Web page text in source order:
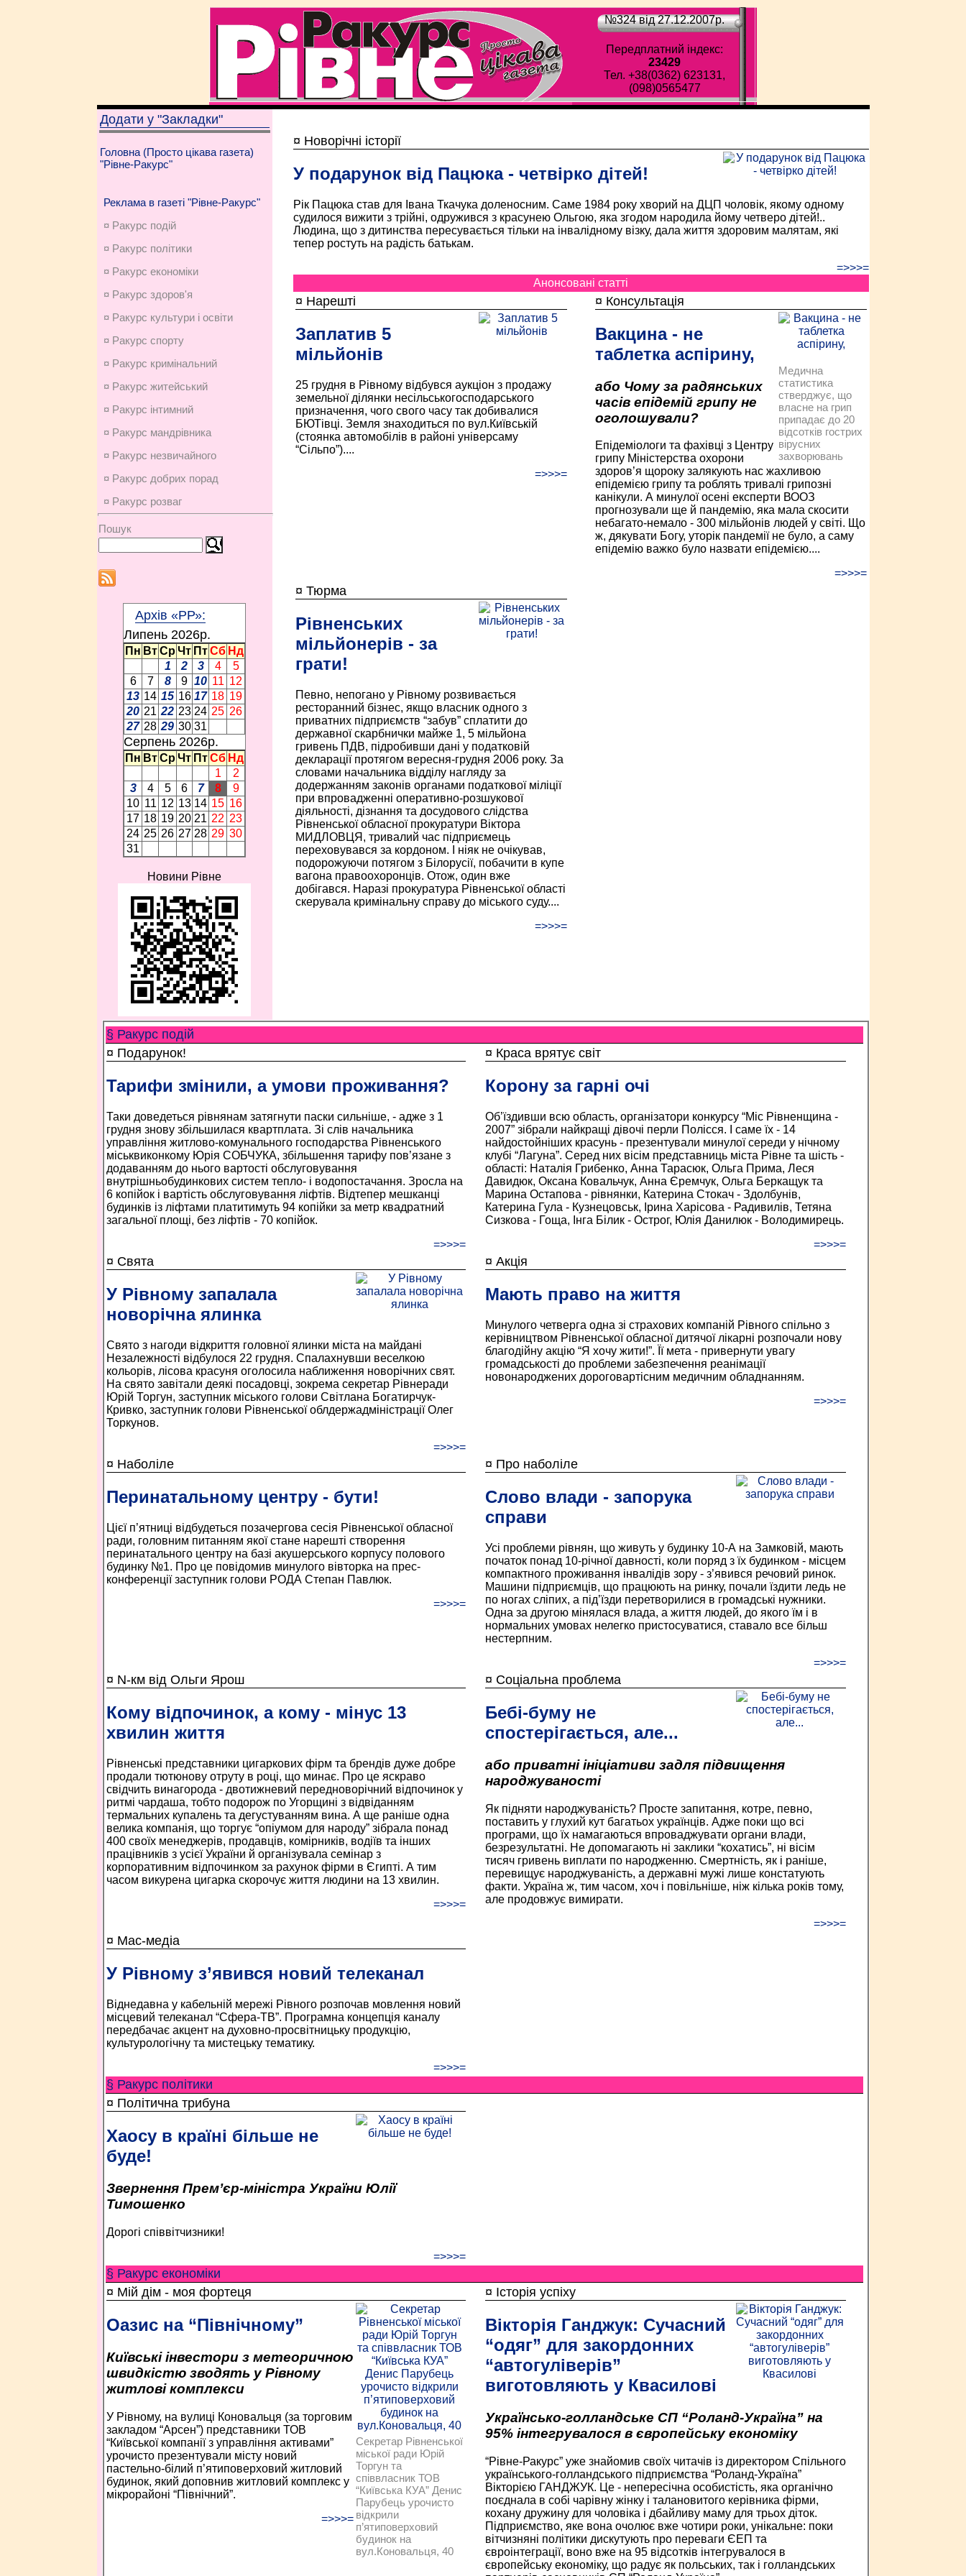
№324 від 27.12.2007p.
Передплатний індекс:
23429
Тел. +38(0362) 623131,
(098)0565477
Додати у "Закладки"
Головна (Просто цікава газета)
"Рівне-Ракурс"
Реклама в газеті "Рівне-Ракурс"
¤ Ракурс подій
¤ Ракурс політики
¤ Ракурс економiки
¤ Ракурс здоров'я
¤ Ракурс культури і освіти
¤ Ракурс спорту
¤ Ракурс кримінальний
¤ Ракурс житейський
¤ Ракурс інтимний
¤ Ракурс мандрівника
¤ Ракурс незвичайного
¤ Ракурс добрих порад
¤ Ракурс розваг
Пошук
Архів «РР»:
Липень 2026p.
Пн ВтСрЧт ПтСб Нд
1
2 3 4
5
6
7 8 9 10 11 12
13 14 15 16 17 18 19
20 21 22 23 24 25 26
27 28 29 30 31
Серпень 2026p.
Пн ВтСрЧт ПтСб Нд
1
2
3
4 5 6 7 8
9
10 11 12 13 14 15 16
17 18 19 20 21 22 23
24 25 26 27 28 29 30
31
Новини Рівне
¤ Новорічні історії
У подарунок від Пацюка - четвірко дітей!
Рік Пацюка став для Івана Ткачука доленосним. Саме 1984 року хворий на ДЦП чоловік, якому одному
судилося вижити з трійні, одружився з красунею Ольгою, яка згодом народила йому четверо дітей!..
Людина, що з дитинства пересувається тільки на інвалідному візку, дала життя здоровим малятам, які
тепер ростуть на радість батькам.
=>>>=
Анонсовані статті
¤ Нарешті
Заплатив 5
мільйонів
25 грудня в Рівному відбувся аукціон з продажу
земельної ділянки несільськогосподарського
призначення, чого свого часу так добивалися
БЮТівці. Земля знаходиться по вул.Київській
(стоянка автомобілів в районі універсаму
“Сільпо”)....
=>>>=
¤ Консультація
Медична
статистика
стверджує, що
власне на грип
припадає до 20
відсотків гострих
вірусних
захворювань
Вакцина - не
таблетка аспірину,
або Чому за радянських
часів епідемій грипу не
оголошували?
Епідеміологи та фахівці з Центру
грипу Міністерства охорони
здоров’я щороку залякують нас жахливою
епідемією грипу та роблять тривалі грипозні
канікули. А минулої осені експерти ВООЗ
прогнозували ще й пандемію, яка мала скосити
небагато-немало - 300 мільйонів людей у світі. Що
ж, дякувати Богу, уторік пандемії не було, а саму
епідемію важко було назвати епідемією....
=>>>=
¤ Тюрма
Рівненських
мільйонерів - за
грати!
Певно, непогано у Рівному розвивається
ресторанний бізнес, якщо власник одного з
приватних підприємств “забув” сплатити до
державної скарбнички майже 1, 5 мільйона
гривень ПДВ, підробивши дані у податковій
декларації протягом вересня-грудня 2006 року. За
словами начальника відділу нагляду за
додержанням законів органами податкової міліції
при впровадженні оперативно-розшукової
діяльності, дізнання та досудового слідства
Рівненської обласної прокуратури Віктора
МИДЛОВЦЯ, тривалий час підприємець
переховувався за кордоном. І ніяк не очікував,
подорожуючи потягом з Білорусії, побачити в купе
вагона правоохоронців. Отож, один вже
добігався. Наразі прокуратура Рівненської області
скерувала кримінальну справу до міського суду....
=>>>=
§ Ракурс подій
¤ Подарунок!
Тарифи змінили, а умови проживання?
Таки доведеться рівнянам затягнути паски сильніше, - адже з 1
грудня знову збільшилася квартплата. Зі слів начальника
управління житлово-комунального господарства Рівненського
міськвиконкому Юрія СОБЧУКА, збільшення тарифу пов’язане з
додаванням до нього вартості обслуговування
внутрішньобудинкових систем тепло- і водопостачання. Зросла на
6 копійок і вартість обслуговування ліфтів. Відтепер мешканці
будинків із ліфтами платитимуть 94 копійки за метр квадратний
загальної площі, без ліфтів - 70 копійок.
=>>>=
¤ Краса врятує світ
Корону за гарні очі
Об’їздивши всю область, організатори конкурсу “Міс Рівненщина -
2007” зібрали найкращі дівочі перли Полісся. І саме їх - 14
найдостойніших красунь - презентували минулої середи у нічному
клубі “Лагуна”. Серед них вісім представниць міста Рівне та шість -
області: Наталія Грибенко, Анна Тарасюк, Ольга Прима, Леся
Давидюк, Оксана Ковальчук, Анна Єремчук, Ольга Беркащук та
Марина Остапова - рівнянки, Катерина Стокач - Здолбунів,
Катерина Гула - Кузнецовськ, Ірина Харісова - Радивилів, Тетяна
Сизкова - Гоща, Інга Білик - Острог, Юлія Данилюк - Володимирець.
=>>>=
¤ Свята
У Рівному запалала
новорічна ялинка
Свято з нагоди відкриття головної ялинки міста на майдані
Незалежності відбулося 22 грудня. Спалахнувши веселкою
кольорів, лісова красуня оголосила наближення новорічних свят.
На свято завітали деякі посадовці, зокрема секретар Рівнеради
Юрій Торгун, заступник міського голови Світлана Богатирчук-
Кривко, заступник голови Рівненської облдержадміністрації Олег
Торкунов.
=>>>=
¤ Акція
Мають право на життя
Минулого четверга одна зі страхових компаній Рівного спільно з
керівництвом Рівненської обласної дитячої лікарні розпочали нову
благодійну акцію “Я хочу жити!”. Її мета - привернути увагу
громадськості до проблеми забезпечення реанімації
новонароджених дороговартісним медичним обладнанням.
=>>>=
¤ Наболіле
Перинатальному центру - бути!
Цієї п’ятниці відбудеться позачергова сесія Рівненської обласної
ради, головним питанням якої стане нарешті створення
перинатального центру на базі акушерського корпусу полового
будинку №1. Про це повідомив минулого вівторка на прес-
конференції заступник голови РОДА Степан Павлюк.
=>>>=
¤ Про наболіле
Слово влади - запорука
справи
Усі проблеми рівнян, що живуть у будинку 10-А на Замковій, мають
початок понад 10-річної давності, коли поряд з їх будинком - місцем
компактного проживання інвалідів зору - з’явився речовий ринок.
Машини підприємців, що працюють на ринку, почали їздити ледь не
по ногах сліпих, а під’їзди перетворилися в громадські нужники.
Одна за другою мінялася влада, а життя людей, до якого їм і в
нормальних умовах нелегко пристосуватися, ставало все більш
нестерпним.
=>>>=
¤ N-км від Ольги Ярош
Кому відпочинок, а кому - мінус 13
хвилин життя
Рівненські представники цигаркових фірм та брендів дуже добре
продали тютюнову отруту в році, що минає. Про це яскраво
свідчить винагорода - двотижневий передноворічний відпочинок у
ритмі чардаша, тобто подорож по Угорщині з відвіданням
термальних купалень та дегустуванням вина. А ще раніше одна
велика компанія, що торгує “опіумом для народу” зібрала понад
400 своїх менеджерів, продавців, комірників, водіїв та інших
працівників з усієї України й організувала семінар з
корпоративним відпочинком за рахунок фірми в Єгипті. А тим
часом викурена цигарка скорочує життя людини на 13 хвилин.
=>>>=
¤ Соціальна проблема
Бебі-буму не
спостерігається, але...
або приватні ініціативи задля підвищення
народжуваності
Як підняти народжуваність? Просте запитання, котре, певно,
поставить у глухий кут багатьох українців. Адже поки що всі
програми, що їх намагаються впроваджувати органи влади,
безрезультатні. Не допомагають ні заклики “кохатись”, ні вісім
тисяч гривень виплати по народженню. Смертність, як і раніше,
перевищує народжуваність, а державні мужі лише констатують
факти. Україна ж, тим часом, хоч і повільніше, ніж кілька років тому,
але продовжує вимирати.
=>>>=
¤ Мас-медіа
У Рівному з’явився новий телеканал
Віднедавна у кабельній мережі Рівного розпочав мовлення новий
місцевий телеканал “Сфера-ТВ”. Програмна концепція каналу
передбачає акцент на духовно-просвітницьку продукцію,
культурологічну та мистецьку тематику.
=>>>=
§ Ракурс політики
¤ Політична трибуна
Хаосу в країні більше не
буде!
Звернення Прем’єр-міністра України Юлії
Тимошенко
Дорогі співвітчизники!
=>>>=
§ Ракурс економiки
¤ Мій дім - моя фортеця
Секретар Рівненської
міської ради Юрій
Торгун та
співвласник ТОВ
“Київська КУА” Денис
Парубець урочисто
відкрили
п’ятиповерховий
будинок на
вул.Коновальця, 40
Оазис на “Північному”
Київські інвестори з метеоричною
швидкістю зводять у Рівному
житлові комплекси
У Рівному, на вулиці Коновальця (за торговим
закладом “Арсен”) представники ТОВ
“Київської компанії з управління активами”
урочисто презентували місту новий
пастельно-білий п’ятиповерховий житловий
будинок, який доповнив житловий комплекс у
мікрорайоні “Північний”.
=>>>=
¤ Історія успіху
Вікторія Ганджук: Сучасний
“одяг” для закордонних
“автогуліверів”
виготовляють у Квасилові
Українсько-голландське СП “Роланд-Україна” на
95% інтегрувалося в європейську економіку
“Рівне-Ракурс” уже знайомив своїх читачів із директором Спільного
українського-голландського підприємства “Роланд-Україна”
Вікторією ГАНДЖУК. Це - непересічна особистість, яка органічно
поєднала в собі чарівну жінку і талановитого керівника фірми,
кохану дружину для чоловіка і дбайливу маму для трьох діток.
Підприємство, яке вона очолює вже чотири роки, унікальне: поки
вітчизняні політики дискутують про переваги ЄЕП та
євроінтеграції, воно вже на 95 відсотків інтегрувалося в
європейську економіку, що радує як польських, так і голландських